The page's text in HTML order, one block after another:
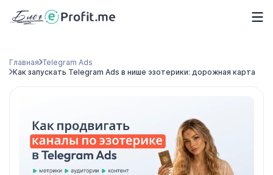
Главная Telegram Ads
Как запускать Telegram Ads в нише эзотерики: дорожная карта